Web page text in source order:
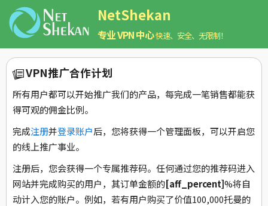
NetShekan
专业 VPN 中心快速、安全、无限制！
VPN推广合作计划
所有用户都可以开始推广我们的产品，每完成一笔销售都能获
得可观的佣金比例。
完成注册并登录账户后，您将获得一个管理面板，可以开启您
的线上推广事业。
注册后，您会获得一个专属推荐码。任何通过您的推荐码进入
网站并完成购买的用户，其订单金额的[aff_percent]%将自
动计入您的账户。例如，若有用户购买了价值100,000托曼的